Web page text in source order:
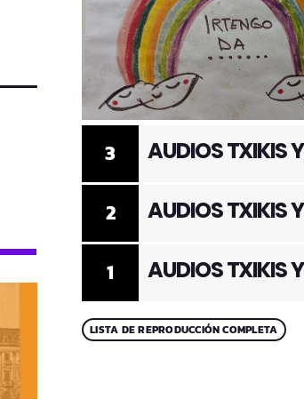
1 AUDIOS TXIKIS Y
2 AUDIOS TXIKIS Y
3 AUDIOS TXIKIS Y
LISTA DE REPRODUCCIÓN COMPLETA